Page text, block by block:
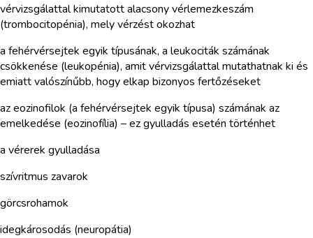
vérvizsgálattal kimutatott alacsony vérlemezkeszám
(trombocitopénia), mely vérzést okozhat
a fehérvérsejtek egyik típusának, a leukociták számának
csökkenése (leukopénia), amit vérvizsgálattal mutathatnak ki és
emiatt valószínűbb, hogy elkap bizonyos fertőzéseket
az eozinofilok (a fehérvérsejtek egyik típusa) számának az
emelkedése (eozinofília) – ez gyulladás esetén történhet
a vérerek gyulladása
szívritmus zavarok
görcsrohamok
idegkárosodás (neuropátia)